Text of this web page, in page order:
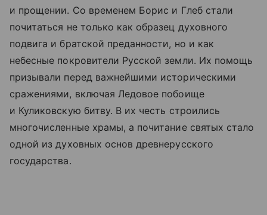
и прощении. Со временем Борис и Глеб стали
почитаться не только как образец духовного
подвига и братской преданности, но и как
небесные покровители Русской земли. Их помощь
призывали перед важнейшими историческими
сражениями, включая Ледовое побоище
и Куликовскую битву. В их честь строились
многочисленные храмы, а почитание святых стало
одной из духовных основ древнерусского
государства.